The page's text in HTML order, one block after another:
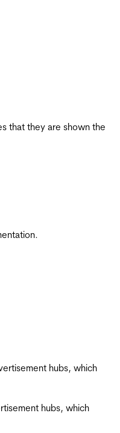
that they are shown the
hubs, which
hubs, which